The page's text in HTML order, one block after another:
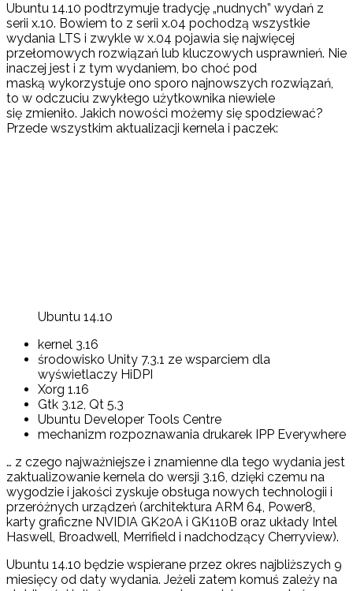
Ubuntu 14.10 podtrzymuje tradycję „nudnych” wydań z
serii x.10. Bowiem to z serii x.04 pochodzą wszystkie
wydania LTS i zwykle w x.04 pojawia się najwięcej
przełomowych rozwiązań lub kluczowych usprawnień. Nie
inaczej jest i z tym wydaniem, bo choć pod
maską wykorzystuje ono sporo najnowszych rozwiązań,
to w odczuciu zwykłego użytkownika niewiele
się zmieniło. Jakich nowości możemy się spodziewać?
Przede wszystkim aktualizacji kernela i paczek:
Ubuntu 14.10
kernel 3.16
środowisko Unity 7.3.1 ze wsparciem dla
wyświetlaczy HiDPI
Xorg 1.16
Gtk 3.12, Qt 5.3
Ubuntu Developer Tools Centre
mechanizm rozpoznawania drukarek IPP Everywhere
… z czego najważniejsze i znamienne dla tego wydania jest
zaktualizowanie kernela do wersji 3.16, dzięki czemu na
wygodzie i jakości zyskuje obsługa nowych technologii i
przeróżnych urządzeń (architektura ARM 64, Power8,
karty graficzne NVIDIA GK20A i GK110B oraz układy Intel
Haswell, Broadwell, Merrifield i nadchodzący Cherryview).
Ubuntu 14.10 będzie wspierane przez okres najbliższych 9
miesięcy od daty wydania. Jeżeli zatem komuś zależy na